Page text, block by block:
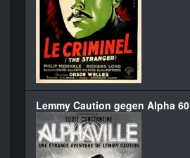
Lemmy Caution gegen Alpha 60